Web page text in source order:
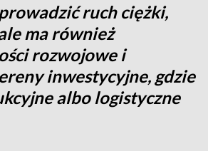
ruch ciężki,
ma również
rozwojowe i
inwestycyjne, gdzie
albo logistyczne